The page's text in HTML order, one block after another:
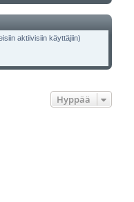
aktiivisiin käyttäjiin)
Hyppää